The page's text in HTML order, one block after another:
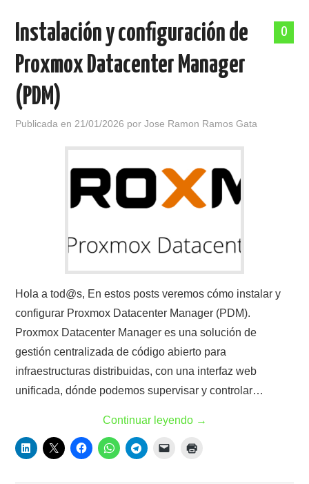
0
Instalación y configuración de
Proxmox Datacenter Manager
(PDM)
Publicada en 21/01/2026 porJose Ramon Ramos Gata
Hola a tod@s, En estos posts veremos cómo instalar y
configurar Proxmox Datacenter Manager (PDM).
Proxmox Datacenter Manager es una solución de
gestión centralizada de código abierto para
infraestructuras distribuidas, con una interfaz web
unificada, dónde podemos supervisar y controlar…
Continuar leyendo →